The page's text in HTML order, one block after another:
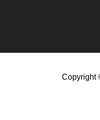
Copyright